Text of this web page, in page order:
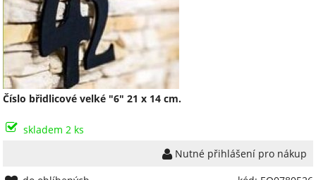
Číslo břidlicové velké "6" 21 x 14 cm.
skladem 2 ks
Nutné přihlášení pro nákup